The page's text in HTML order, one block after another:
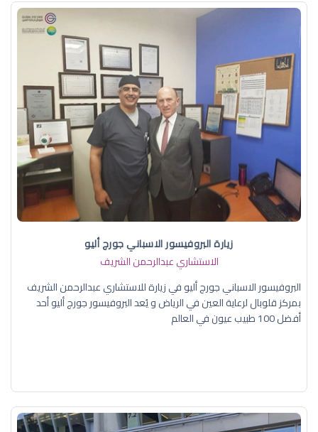
زيارة البروفيسور الاسباني جورج أليو
الاستشاري عبدالرحمن الشريف
البروفيسور الاسباني جورج أليو في زيارة للاستشاري عبدالرحمن الشريف
بمركز قلوبال لرعاية العين في الرياض و يُعد البروفيسور جورج أليو أحد
أفضل 100 طبيب عيون في العالم